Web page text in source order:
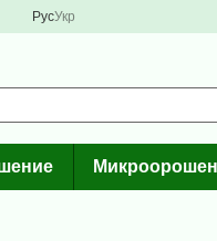
РусУкр